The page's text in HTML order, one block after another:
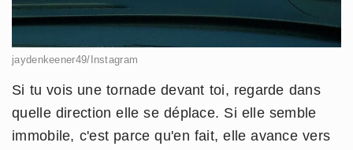
jaydenkeener49/Instagram
Si tu vois une tornade devant toi, regarde dans
quelle direction elle se déplace. Si elle semble
immobile, c'est parce qu'en fait, elle avance vers